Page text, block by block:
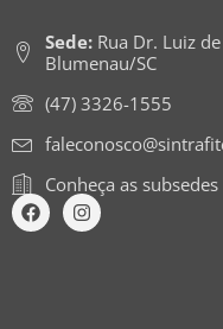
Sede:Rua Dr. Luiz
Blumenau/SC
(47) 3326-1555
Conheça as subsedes